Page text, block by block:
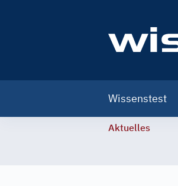
navigation
Wissenstest
Aktuelles